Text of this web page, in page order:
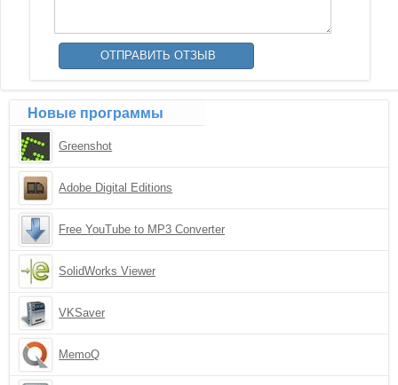
Новые программы
Greenshot
Adobe Digital Editions
Free YouTube to MP3 Converter
SolidWorks Viewer
VKSaver
MemoQ